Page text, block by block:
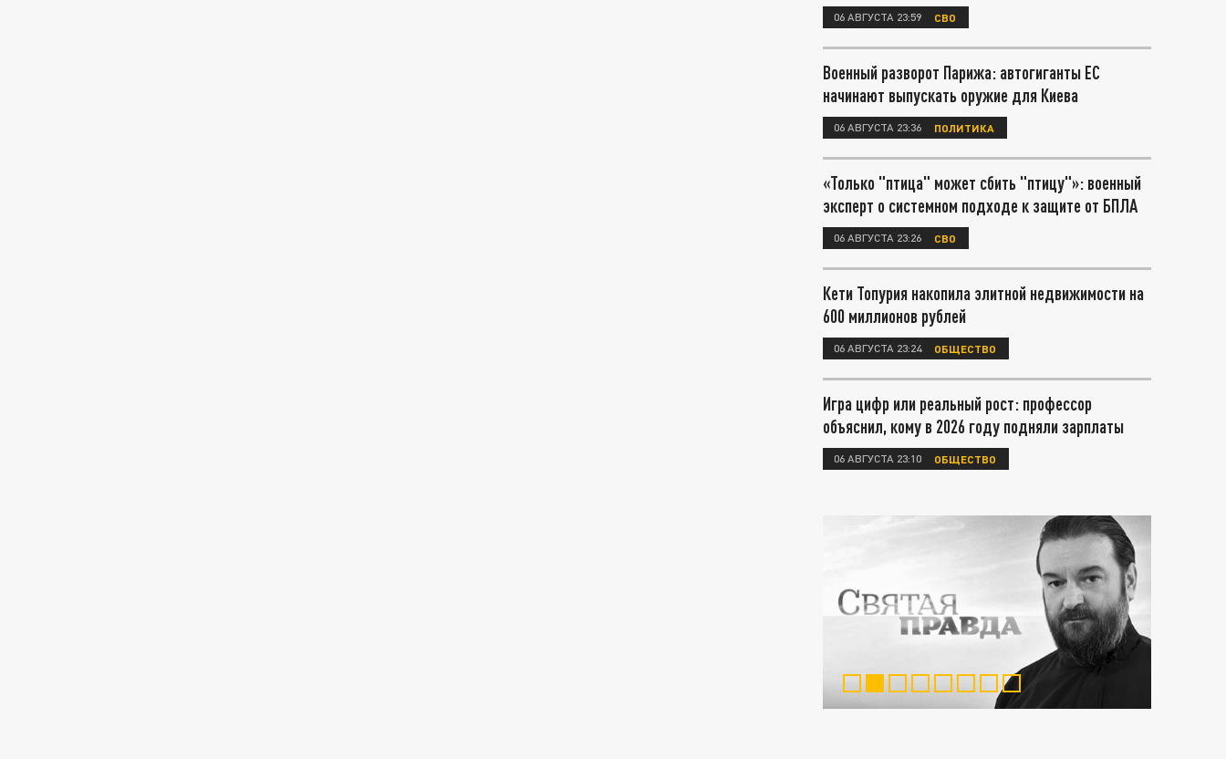
06 АВГУСТА 23:59 СВО
Военный разворот Парижа: автогиганты ЕС
начинают выпускать оружие для Киева
06 АВГУСТА 23:36 ПОЛИТИКА
«Только "птица" может сбить "птицу"»: военный
эксперт о системном подходе к защите от БПЛА
06 АВГУСТА 23:26 СВО
Кети Топурия накопила элитной недвижимости на
600 миллионов рублей
06 АВГУСТА 23:24 ОБЩЕСТВО
Игра цифр или реальный рост: профессор
объяснил, кому в 2026 году подняли зарплаты
06 АВГУСТА 23:10 ОБЩЕСТВО